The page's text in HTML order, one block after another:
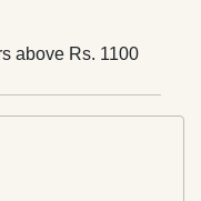
above Rs. 1100